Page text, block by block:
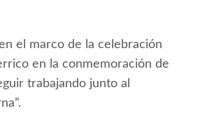
el marco de la celebración
en la conmemoración de
trabajando junto al